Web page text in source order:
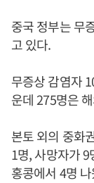
중국 정부는 무
고 있다.
무증상 감염자
운데 275명은
본토 외의 중화
1명, 사망자가
홍콩에서 4명